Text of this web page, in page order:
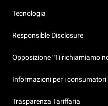
Tecnologia
Responsible Disclosure
Opposizione "Ti richiamiamo
Informazioni per i consumatori
Trasparenza Tariffaria